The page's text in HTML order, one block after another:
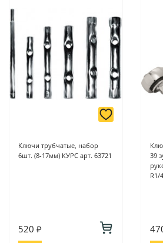
-Для юридических лиц: переводом
онлайн оплате заказа на сайте.
Подробнее о способах оплаты можно
Ключи трубчатые, набор
6шт. (8-17мм) КУРС арт. 63721
520 ₽
39
R1/